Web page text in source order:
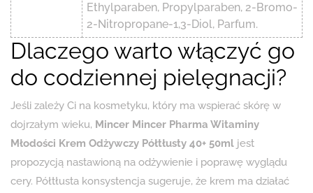
Ethylparaben, Propylparaben, 2-Bromo-
2-Nitropropane-1,3-Diol, Parfum.
Dlaczego warto włączyć go
do codziennej pielęgnacji?
Jeśli zależy Ci na kosmetyku, który ma wspierać skórę w
dojrzałym wieku, Mincer Mincer Pharma Witaminy
Młodości Krem Odżywczy Półtłusty 40+ 50ml jest
propozycją nastawioną na odżywienie i poprawę wyglądu
cery. Półtłusta konsystencja sugeruje, że krem ma działać